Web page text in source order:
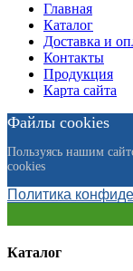
Главная
Каталог
Доставка и
Контакты
Продукция
Карта сайта
Файлы cookies
Пользуясь нашим
cookies
Политика
Каталог